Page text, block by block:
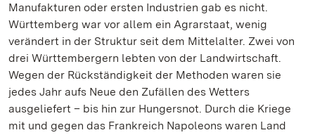
Manufakturen oder ersten Industrien gab es nicht.
Württemberg war vor allem ein Agrarstaat, wenig
verändert in der Struktur seit dem Mittelalter. Zwei von
drei Württembergern lebten von der Landwirtschaft.
Wegen der Rückständigkeit der Methoden waren sie
jedes Jahr aufs Neue den Zufällen des Wetters
ausgeliefert – bis hin zur Hungersnot. Durch die Kriege
mit und gegen das Frankreich Napoleons waren Land